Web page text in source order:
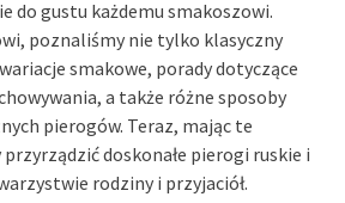
do gustu każdemu smakoszowi.
poznaliśmy nie tylko klasyczny
smakowe, porady dotyczące
a także różne sposoby
pierogów. Teraz, mając te
doskonałe pierogi ruskie i
rodziny i przyjaciół.